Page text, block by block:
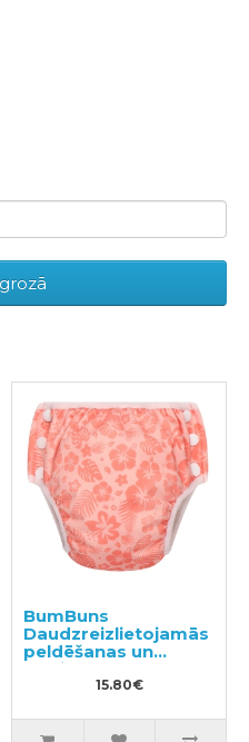
BumBuns
Daudzreizlietojamās
peldēšanas un
podiņmācību
autiņbiksīte S 8–11kg
15.80€